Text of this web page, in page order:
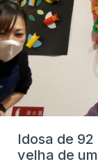
Idosa de
velha de